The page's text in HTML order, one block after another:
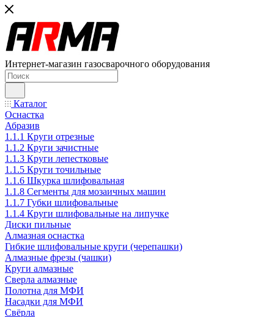
Интернет-магазин газосварочного оборудования
Каталог
Оснастка
Абразив
1.1.1 Круги отрезные
1.1.2 Круги зачистные
1.1.3 Круги лепестковые
1.1.5 Круги точильные
1.1.6 Шкурка шлифовальная
1.1.8 Сегменты для мозаичных машин
1.1.7 Губки шлифовальные
1.1.4 Круги шлифовальные на липучке
Диски пильные
Алмазная оснастка
Гибкие шлифовальные круги (черепашки)
Алмазные фрезы (чашки)
Круги алмазные
Сверла алмазные
Полотна для МФИ
Насадки для МФИ
Свёрла